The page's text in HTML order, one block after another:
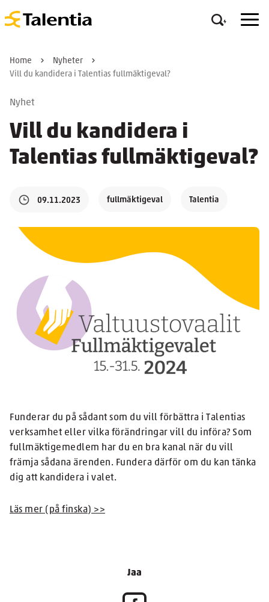
Home
Nyheter
Vill du kandidera i Talentias fullmäktigeval?
Nyhet
Vill du kandidera i
Talentias fullmäktigeval?
09.11.2023 fullmäktigeval Talentia
Funderar du på sådant som du vill förbättra i Talentias
verksamhet eller vilka förändringar vill du införa? Som
fullmäktigemedlem har du en bra kanal när du vill
främja sådana ärenden. Fundera därför om du kan tänka
dig att kandidera i valet.
Läs mer (på finska) >>
Jaa